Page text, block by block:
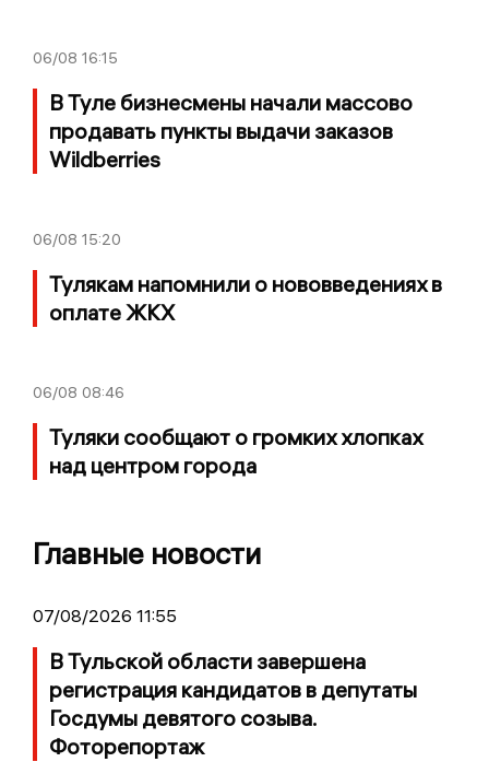
06/08 16:15
В Туле бизнесмены начали массово
продавать пункты выдачи заказов
Wildberries
06/08 15:20
Тулякам напомнили о нововведениях в
оплате ЖКХ
06/08 08:46
Туляки сообщают о громких хлопках
над центром города
Главные новости
07/08/2026 11:55
В Тульской области завершена
регистрация кандидатов в депутаты
Госдумы девятого созыва.
Фоторепортаж